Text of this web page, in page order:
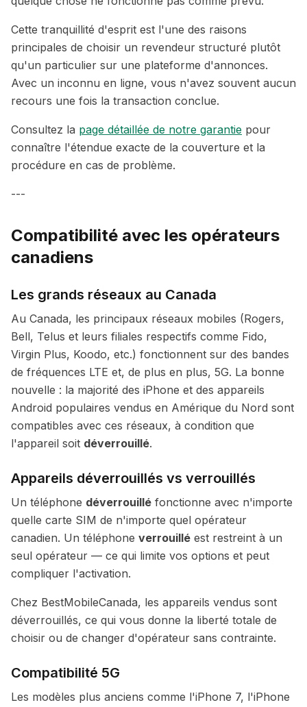
Cette tranquillité d'esprit est l'une des raisons
principales de choisir un revendeur structuré plutôt
qu'un particulier sur une plateforme d'annonces.
Avec un inconnu en ligne, vous n'avez souvent aucun
recours une fois la transaction conclue.
Consultez la page détaillée de notre garantie pour
connaître l'étendue exacte de la couverture et la
procédure en cas de problème.
---
Compatibilité avec les opérateurs
canadiens
Les grands réseaux au Canada
Au Canada, les principaux réseaux mobiles (Rogers,
Bell, Telus et leurs filiales respectifs comme Fido,
Virgin Plus, Koodo, etc.) fonctionnent sur des bandes
de fréquences LTE et, de plus en plus, 5G. La bonne
nouvelle : la majorité des iPhone et des appareils
Android populaires vendus en Amérique du Nord sont
compatibles avec ces réseaux, à condition que
l'appareil soit déverrouillé.
Appareils déverrouillés vs verrouillés
Un téléphone déverrouillé fonctionne avec n'importe
quelle carte SIM de n'importe quel opérateur
canadien. Un téléphone verrouillé est restreint à un
seul opérateur — ce qui limite vos options et peut
compliquer l'activation.
Chez BestMobileCanada, les appareils vendus sont
déverrouillés, ce qui vous donne la liberté totale de
choisir ou de changer d'opérateur sans contrainte.
Compatibilité 5G
Les modèles plus anciens comme l'iPhone 7, l'iPhone